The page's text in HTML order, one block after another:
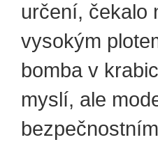
určení, čekalo
vysokým
bomba v
myslí, ale